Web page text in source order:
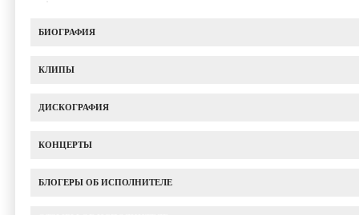
БИОГРАФИЯ
КЛИПЫ
ДИСКОГРАФИЯ
КОНЦЕРТЫ
БЛОГЕРЫ ОБ ИСПОЛНИТЕЛЕ